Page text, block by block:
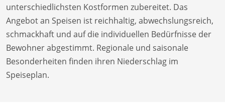
unterschiedlichsten Kostformen zubereitet. Das
Angebot an Speisen ist reichhaltig, abwechslungsreich,
schmackhaft und auf die individuellen Bedürfnisse der
Bewohner abgestimmt. Regionale und saisonale
Besonderheiten finden ihren Niederschlag im
Speiseplan.